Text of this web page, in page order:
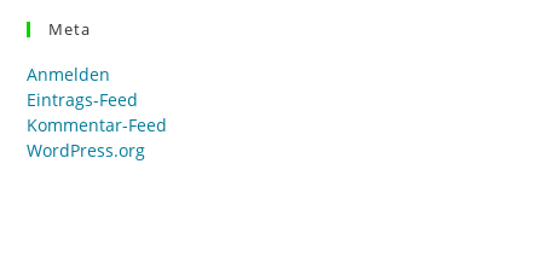
Meta
Anmelden
Eintrags-Feed
Kommentar-Feed
WordPress.org